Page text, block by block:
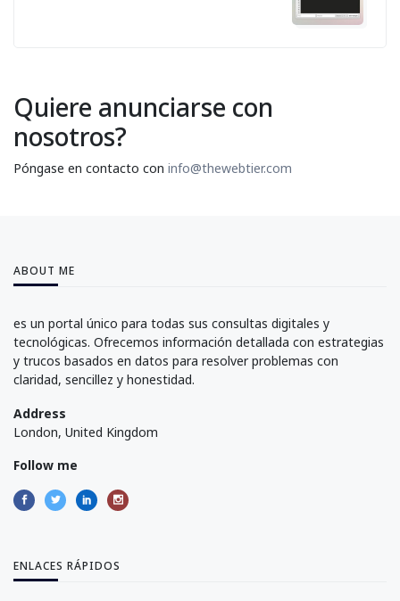
Quiere anunciarse con
nosotros?
Póngase en contacto con info@thewebtier.com
ABOUT ME
es un portal único para todas sus consultas digitales y
tecnológicas. Ofrecemos información detallada con estrategias
y trucos basados en datos para resolver problemas con
claridad, sencillez y honestidad.
Address
London, United Kingdom
Follow me
ENLACES RÁPIDOS